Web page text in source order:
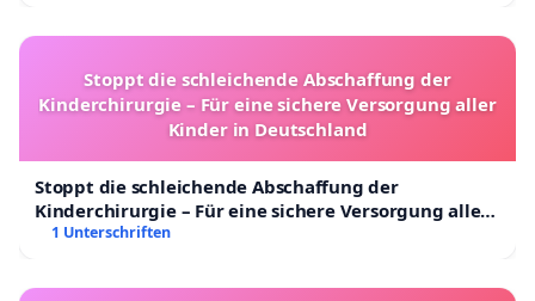
Stoppt die schleichende Abschaffung der
Kinderchirurgie – Für eine sichere Versorgung aller
Kinder in Deutschland
Stoppt die schleichende Abschaffung der
Kinderchirurgie – Für eine sichere Versorgung aller
Kinder in Deutschland
1 Unterschriften